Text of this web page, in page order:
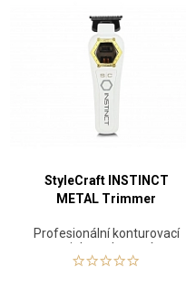
StyleCraft INSTINCT
METAL Trimmer
Profesionální konturovací
strojek s vektorovým
motorem